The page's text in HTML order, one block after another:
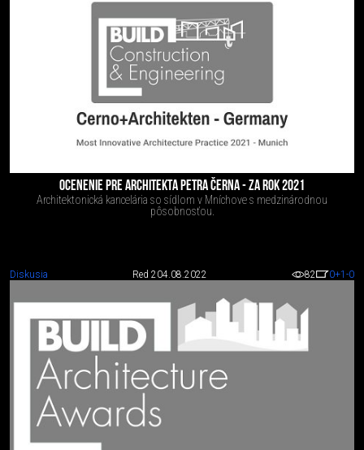
OCENENIE PRE ARCHITEKTA PETRA ČERNA - ZA ROK 2021
Architektonická kancelária so sídlom v Mníchove s medzinárodnou
pôsobnosťou.
Diskusia Red 2 04.08.2022 82 0+1 -0